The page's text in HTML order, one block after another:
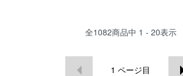
全1082商品中 1 - 20表示
1 ページ目